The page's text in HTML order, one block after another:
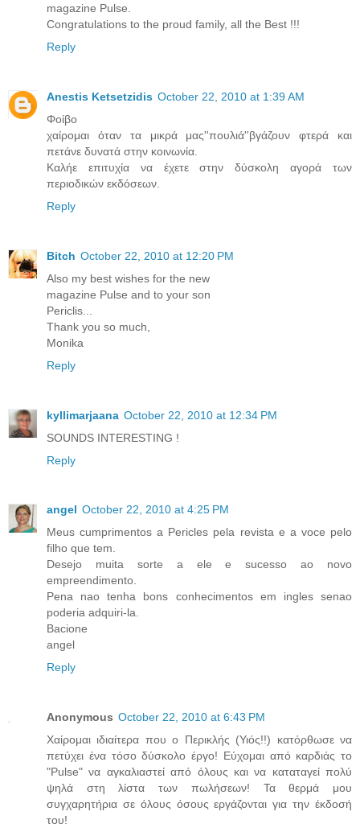
magazine Pulse.
Congratulations to the proud family, all the Best !!!
Reply
Anestis Ketsetzidis October 22, 2010 at 1:39 AM
Φοίβο
χαίρομαι όταν τα μικρά μας''πουλιά''βγάζουν φτερά και
πετάνε δυνατά στην κοινωνία.
Καλήε επιτυχία να έχετε στην δύσκολη αγορά των
περιοδικών εκδόσεων.
Reply
Bitch October 22, 2010 at 12:20 PM
Also my best wishes for the new
magazine Pulse and to your son
Periclis...
Thank you so much,
Monika
Reply
kyllimarjaana October 22, 2010 at 12:34 PM
SOUNDS INTERESTING !
Reply
angel October 22, 2010 at 4:25 PM
Meus cumprimentos a Pericles pela revista e a voce pelo
filho que tem.
Desejo muita sorte a ele e sucesso ao novo
empreendimento.
Pena nao tenha bons conhecimentos em ingles senao
poderia adquiri-la.
Bacione
angel
Reply
Anonymous October 22, 2010 at 6:43 PM
Χαίρομαι ιδιαίτερα που ο Περικλής (Υιός!!) κατόρθωσε να
πετύχει ένα τόσο δύσκολο έργο! Εύχομαι από καρδιάς το
"Pulse" να αγκαλιαστεί από όλους και να καταταγεί πολύ
ψηλά στη λίστα των πωλήσεων! Τα θερμά μου
συγχαρητήρια σε όλους όσους εργάζονται για την έκδοσή
του!